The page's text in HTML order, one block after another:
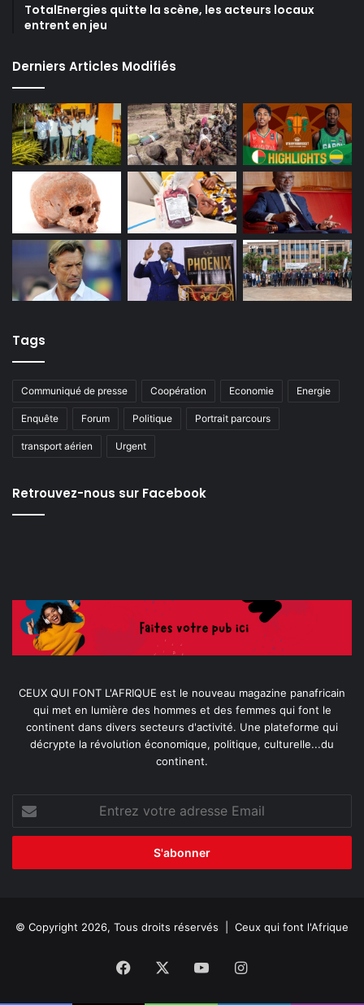
TotalEnergies quitte la scène, les acteurs locaux
entrent en jeu
Derniers Articles Modifiés
Tags
Communiqué de presse Coopération Economie Energie
Enquête Forum Politique Portrait parcours
transport aérien Urgent
Retrouvez-nous sur Facebook
CEUX QUI FONT L'AFRIQUE est le nouveau magazine panafricain
qui met en lumière des hommes et des femmes qui font le
continent dans divers secteurs d'activité. Une plateforme qui
décrypte la révolution économique, politique, culturelle...du
continent.
votre
adresse
© Copyright 2026, Tous droits réservés | Ceux qui font l'Afrique
Facebook YouTubeInstagram